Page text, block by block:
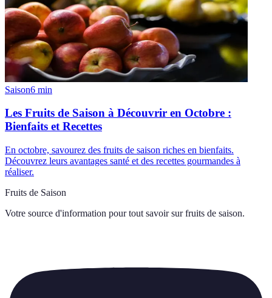
Saison6 min
Les Fruits de Saison à Découvrir en Octobre :
Bienfaits et Recettes
En octobre, savourez des fruits de saison riches en bienfaits.
Découvrez leurs avantages santé et des recettes gourmandes à
réaliser.
Fruits de Saison
Votre source d'information pour tout savoir sur fruits de saison.